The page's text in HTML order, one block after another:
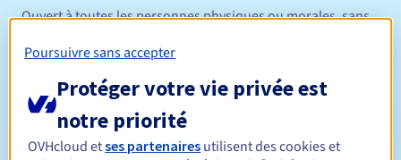
Ouvert à toutes les personnes physiques ou morales, sans
Durée de réservation
Poursuivre sans accepter
Protéger votre vie privée est
notre priorité
OVHcloud etses partenaires utilisent des cookies et